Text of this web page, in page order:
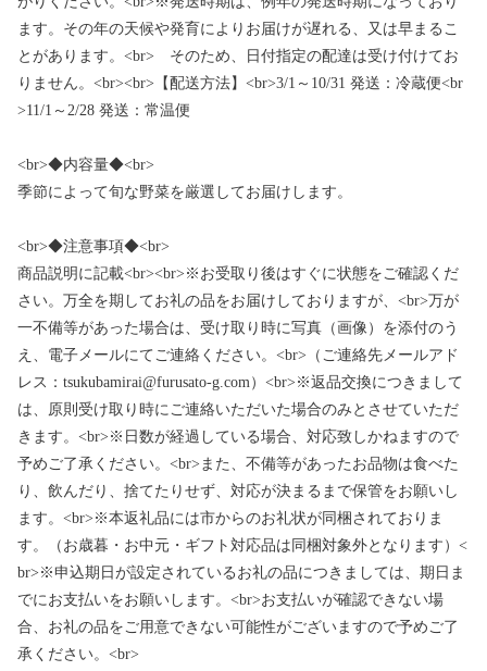
ます。その年の天候や発育によりお届けが遅れる、又は早まるこ
とがあります。<br> そのため、日付指定の配達は受け付けてお
りません。<br><br>【配送方法】<br>3/1～10/31 発送：冷蔵便<br
>11/1～2/28 発送：常温便
<br>◆内容量◆<br>
季節によって旬な野菜を厳選してお届けします。
<br>◆注意事項◆<br>
商品説明に記載<br><br>※お受取り後はすぐに状態をご確認くだ
さい。万全を期してお礼の品をお届けしておりますが、<br>万が
一不備等があった場合は、受け取り時に写真（画像）を添付のう
え、電子メールにてご連絡ください。<br>（ご連絡先メールアド
レス：tsukubamirai@furusato-g.com）<br>※返品交換につきまして
は、原則受け取り時にご連絡いただいた場合のみとさせていただ
きます。<br>※日数が経過している場合、対応致しかねますので
予めご了承ください。<br>また、不備等があったお品物は食べた
り、飲んだり、捨てたりせず、対応が決まるまで保管をお願いし
ます。<br>※本返礼品には市からのお礼状が同梱されておりま
す。（お歳暮・お中元・ギフト対応品は同梱対象外となります）<
br>※申込期日が設定されているお礼の品につきましては、期日ま
でにお支払いをお願いします。<br>お支払いが確認できない場
合、お礼の品をご用意できない可能性がございますので予めご了
承ください。<br>